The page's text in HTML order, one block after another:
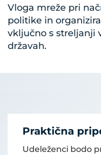
Vloga mreže pri
politike in
vključno s streljanji
državah.
Praktična
Udeleženci bodo